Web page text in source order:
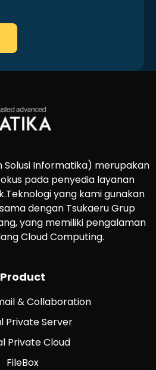
Solusi Informatika) merupakan
pada penyedia layanan
yang kami gunakan
dengan Tsukaeru Grup
yang memiliki pengalaman
Cloud Computing.
Product
& Collaboration
Private Server
Private Cloud
FileBox